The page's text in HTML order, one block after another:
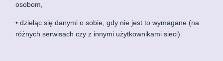
osobom,
• dzieląc się danymi o sobie, gdy nie jest to wymagane (na
różnych serwisach czy z innymi użytkownikami sieci).